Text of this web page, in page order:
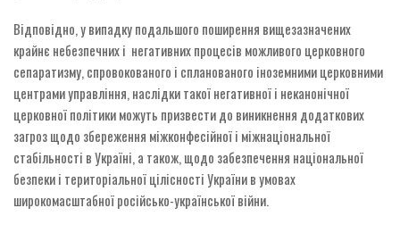
Відповідно, у випадку подальшого поширення вищезазначених
крайнє небезпечних і негативних процесів можливого церковного
сепаратизму, спровокованого і спланованого іноземними церковними
центрами управління, наслідки такої негативної і неканонічної
церковної політики можуть призвести до виникнення додаткових
загроз щодо збереження міжконфесійної і міжнаціональної
стабільності в Україні, а також, щодо забезпечення національної
безпеки і територіальної цілісності України в умовах
широкомасштабної російсько-української війни.